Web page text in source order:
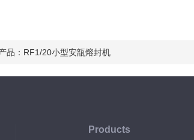
品： RF1/20小型安瓿熔封机
Products